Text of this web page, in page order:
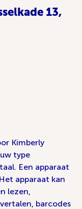
13,
Kimberly
type
Een apparaat
apparaat kan
lezen,
barcodes